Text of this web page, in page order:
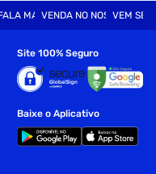
MARTVENDA NO NOSSO SITE
VEM SER
Site 100% Seguro
Baixe o Aplicativo